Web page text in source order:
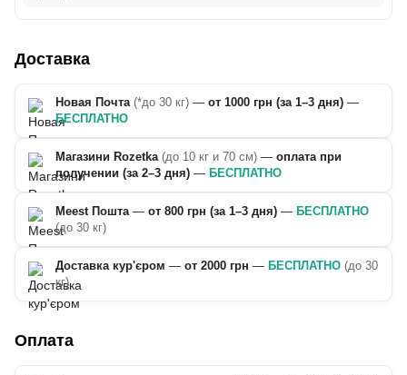
Доставка
Новая Почта (*до 30 кг) — от 1000 грн (за 1–3 дня) —
БЕСПЛАТНО
Магазини Rozetka (до 10 кг и 70 см) — оплата при
получении (за 2–3 дня) — БЕСПЛАТНО
Meest Пошта — от 800 грн (за 1–3 дня) — БЕСПЛАТНО
(до 30 кг)
Доставка кур'єром — от 2000 грн — БЕСПЛАТНО (до 30
кг)
Оплата